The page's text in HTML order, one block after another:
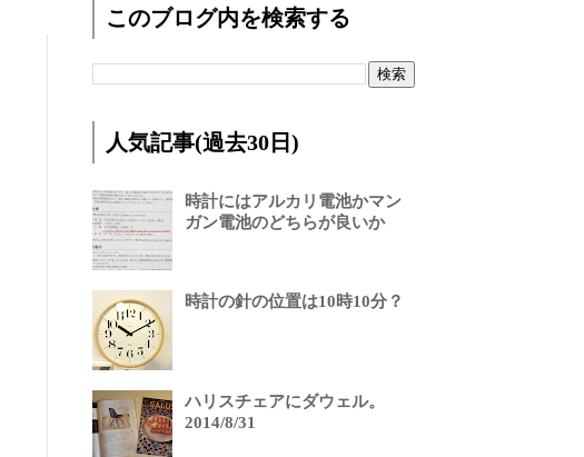
このブログ内を検索する
人気記事(過去30日)
時計にはアルカリ電池かマン
ガン電池のどちらが良いか
時計の針の位置は10時10分？
ハリスチェアにダウェル。
2014/8/31